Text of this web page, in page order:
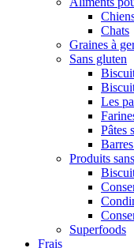
Chats
Graines à
Sans gluten
Les
Pâtes
Produits
Superfoods
Frais